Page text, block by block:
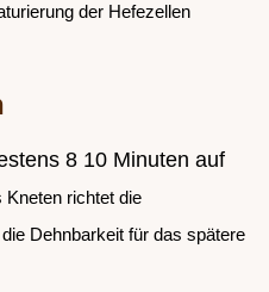
der Hefezellen
8 10 Minuten auf
Kneten richtet die
Dehnbarkeit für das spätere